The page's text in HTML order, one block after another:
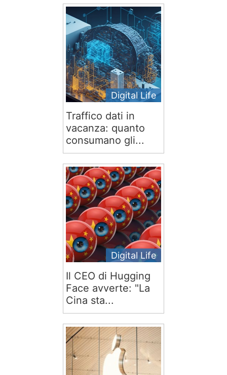
Digital Life
Traffico dati in
vacanza: quanto
consumano gli...
Digital Life
Il CEO di Hugging
Face avverte: "La
Cina sta...